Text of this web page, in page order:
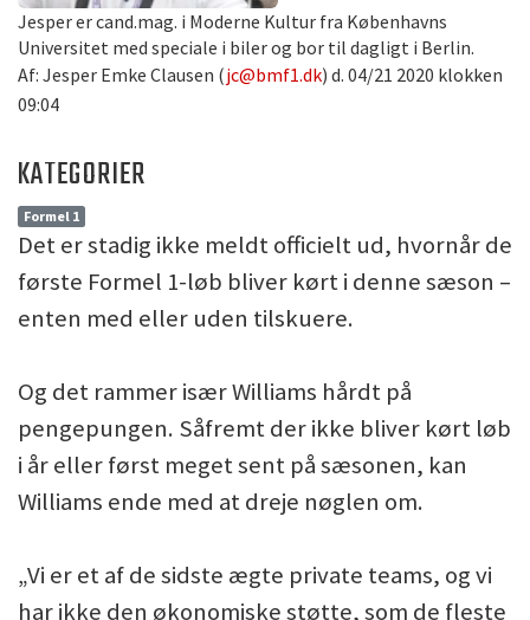
Jesper er cand.mag. i Moderne Kultur fra Københavns
Universitet med speciale i biler og bor til dagligt i Berlin.
Af: Jesper Emke Clausen (jc@bmf1.dk) d. 04/21 2020 klokken
09:04
KATEGORIER
Formel 1
Det er stadig ikke meldt officielt ud, hvornår de
første Formel 1-løb bliver kørt i denne sæson –
enten med eller uden tilskuere.
Og det rammer især Williams hårdt på
pengepungen. Såfremt der ikke bliver kørt løb
i år eller først meget sent på sæsonen, kan
Williams ende med at dreje nøglen om.
„Vi er et af de sidste ægte private teams, og vi
har ikke den økonomiske støtte, som de fleste